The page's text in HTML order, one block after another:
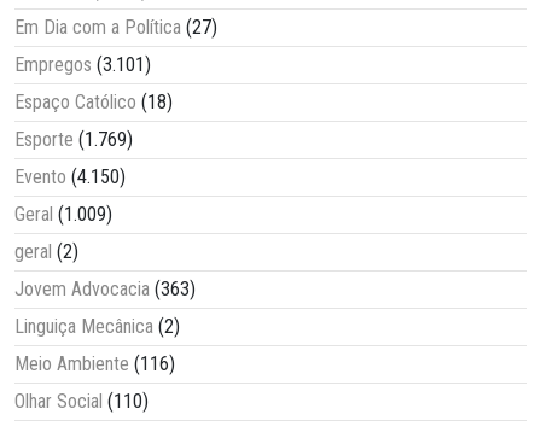
Em Dia com a Política (27)
Empregos (3.101)
Espaço Católico (18)
Esporte (1.769)
Evento (4.150)
Geral (1.009)
geral (2)
Jovem Advocacia (363)
Linguiça Mecânica (2)
Meio Ambiente (116)
Olhar Social (110)